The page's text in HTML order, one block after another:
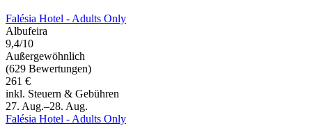
Falésia Hotel - Adults Only
Albufeira
9,4/10
Außergewöhnlich
(629 Bewertungen)
261 €
inkl. Steuern & Gebühren
27. Aug.–28. Aug.
Falésia Hotel - Adults Only